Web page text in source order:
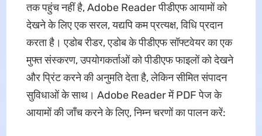
तक पहुंच नहीं है, Adobe Reader पीडीएफ आयामों को
देखने के लिए एक सरल, यद्यपि कम प्रत्यक्ष, विधि प्रदान
करता है। एडोब रीडर, एडोब के पीडीएफ सॉफ्टवेयर का एक
मुफ्त संस्करण, उपयोगकर्ताओं को पीडीएफ फाइलों को देखने
और प्रिंट करने की अनुमति देता है, लेकिन सीमित संपादन
सुविधाओं के साथ। Adobe Reader में PDF पेज के
आयामों की जाँच करने के लिए, निम्न चरणों का पालन करें: